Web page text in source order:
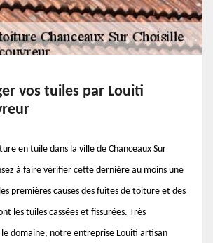
vos tuiles par Louiti
en tuile dans la ville de Chanceaux Sur
à faire vérifier cette dernière au moins une
premières causes des fuites de toiture et des
les tuiles cassées et fissurées. Très
le domaine, notre entreprise Louiti artisan